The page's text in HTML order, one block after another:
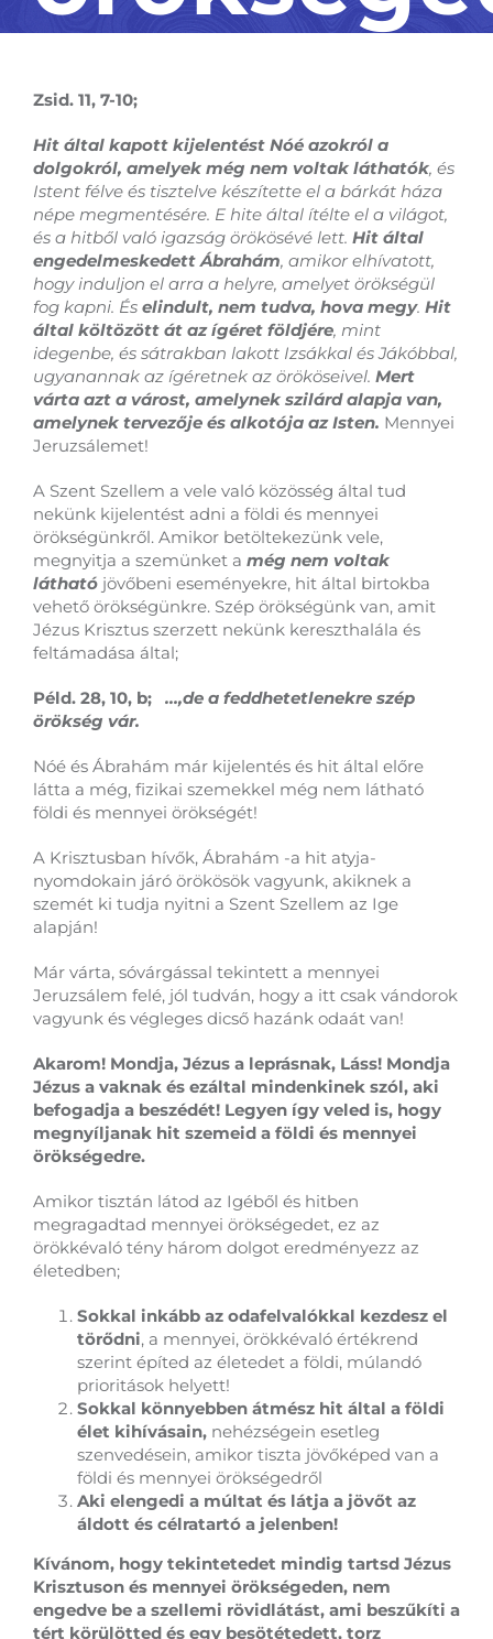
Zsid. 11, 7-10;
Hit által kapott kijelentést Nóé azokról a
dolgokról, amelyek még nem voltak láthatók, és
Istent félve és tisztelve készítette el a bárkát háza
népe megmentésére. E hite által ítélte el a világot,
és a hitből való igazság örökösévé lett. Hit által
engedelmeskedett Ábrahám, amikor elhívatott,
hogy induljon el arra a helyre, amelyet örökségül
fog kapni. És elindult, nem tudva, hova megy. Hit
által költözött át az ígéret földjére, mint
idegenbe, és sátrakban lakott Izsákkal és Jákóbbal,
ugyanannak az ígéretnek az örököseivel. Mert
várta azt a várost, amelynek szilárd alapja van,
amelynek tervezője és alkotója az Isten. Mennyei
Jeruzsálemet!
A Szent Szellem a vele való közösség által tud
nekünk kijelentést adni a földi és mennyei
örökségünkről. Amikor betöltekezünk vele,
megnyitja a szemünket a még nem voltak
látható jövőbeni eseményekre, hit által birtokba
vehető örökségünkre. Szép örökségünk van, amit
Jézus Krisztus szerzett nekünk kereszthalála és
feltámadása által;
Péld. 28, 10, b; …,de a feddhetetlenekre szép
örökség vár.
Nóé és Ábrahám már kijelentés és hit által előre
látta a még, fizikai szemekkel még nem látható
földi és mennyei örökségét!
A Krisztusban hívők, Ábrahám -a hit atyja-
nyomdokain járó örökösök vagyunk, akiknek a
szemét ki tudja nyitni a Szent Szellem az Ige
alapján!
Már várta, sóvárgással tekintett a mennyei
Jeruzsálem felé, jól tudván, hogy a itt csak vándorok
vagyunk és végleges dicső hazánk odaát van!
Akarom! Mondja, Jézus a leprásnak, Láss! Mondja
Jézus a vaknak és ezáltal mindenkinek szól, aki
befogadja a beszédét! Legyen így veled is, hogy
megnyíljanak hit szemeid a földi és mennyei
örökségedre.
Amikor tisztán látod az Igéből és hitben
megragadtad mennyei örökségedet, ez az
örökkévaló tény három dolgot eredményezz az
életedben;
Sokkal inkább az odafelvalókkal kezdesz el
törődni, a mennyei, örökkévaló értékrend
szerint építed az életedet a földi, múlandó
prioritások helyett!
Sokkal könnyebben átmész hit által a földi
élet kihívásain, nehézségein esetleg
szenvedésein, amikor tiszta jövőképed van a
földi és mennyei örökségedről
Aki elengedi a múltat és látja a jövőt az
áldott és célratartó a jelenben!
Kívánom, hogy tekintetedet mindig tartsd Jézus
Krisztuson és mennyei örökségeden, nem
engedve be a szellemi rövidlátást, ami beszűkíti a
tért körülötted és egy besötétedett, torz